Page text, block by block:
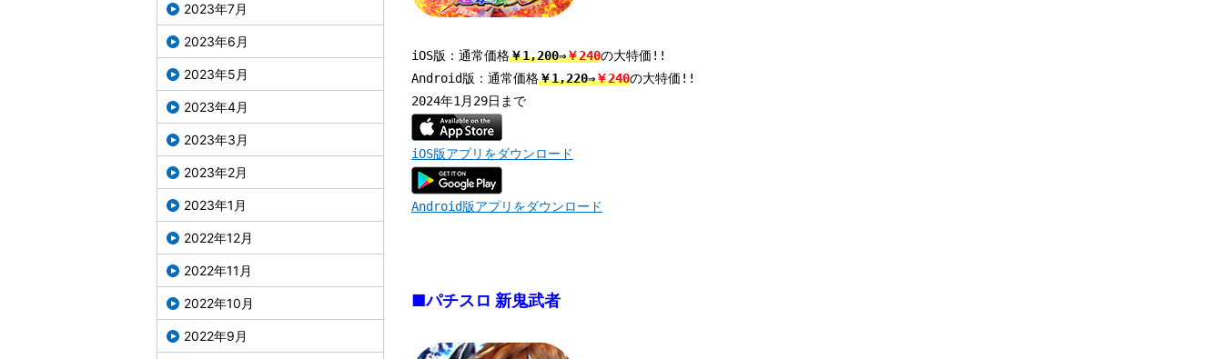
2023年7月
2023年6月
2023年5月
2023年4月
2023年3月
2023年2月
2023年1月
2022年12月
2022年11月
2022年10月
2022年9月
iOS版：通常価格￥1,200⇒￥240の大特価!!
Android版：通常価格￥1,220⇒￥240の大特価!!
iOS版アプリをダウンロード
Android版アプリをダウンロード
■パチスロ 新鬼武者